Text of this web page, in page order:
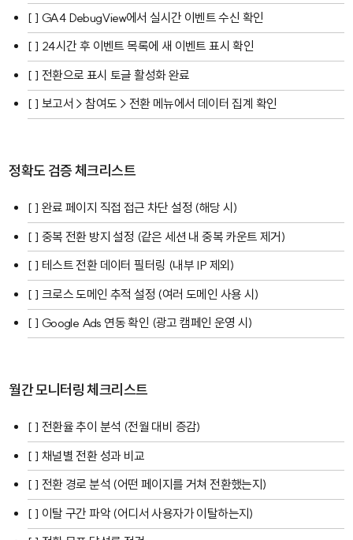
[ ] GA4 DebugView에서 실시간 이벤트 수신 확인
[ ] 24시간 후 이벤트 목록에 새 이벤트 표시 확인
[ ] 전환으로 표시 토글 활성화 완료
[ ] 보고서 > 참여도 > 전환 메뉴에서 데이터 집계 확인
정확도 검증 체크리스트
[ ] 완료 페이지 직접 접근 차단 설정 (해당 시)
[ ] 중복 전환 방지 설정 (같은 세션 내 중복 카운트 제거)
[ ] 테스트 전환 데이터 필터링 (내부 IP 제외)
[ ] 크로스 도메인 추적 설정 (여러 도메인 사용 시)
[ ] Google Ads 연동 확인 (광고 캠페인 운영 시)
월간 모니터링 체크리스트
[ ] 전환율 추이 분석 (전월 대비 증감)
[ ] 채널별 전환 성과 비교
[ ] 전환 경로 분석 (어떤 페이지를 거쳐 전환했는지)
[ ] 이탈 구간 파악 (어디서 사용자가 이탈하는지)